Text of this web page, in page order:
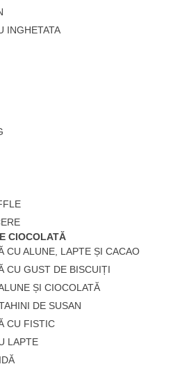
INGHETATA
CIOCOLATĂ
CU ALUNE, LAPTE ȘI CACAO
CU GUST DE BISCUIȚI
ȘI CIOCOLATĂ
DE SUSAN
CU FISTIC
LAPTE